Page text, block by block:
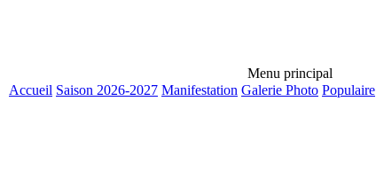
Menu principal
Accueil Saison 2026-2027 Manifestation Galerie Photo Populaire